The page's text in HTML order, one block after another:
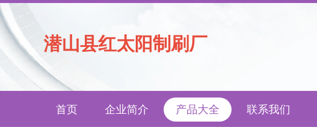
潜山县红太阳制刷厂
首页 企业简介 产品大全 联系我们